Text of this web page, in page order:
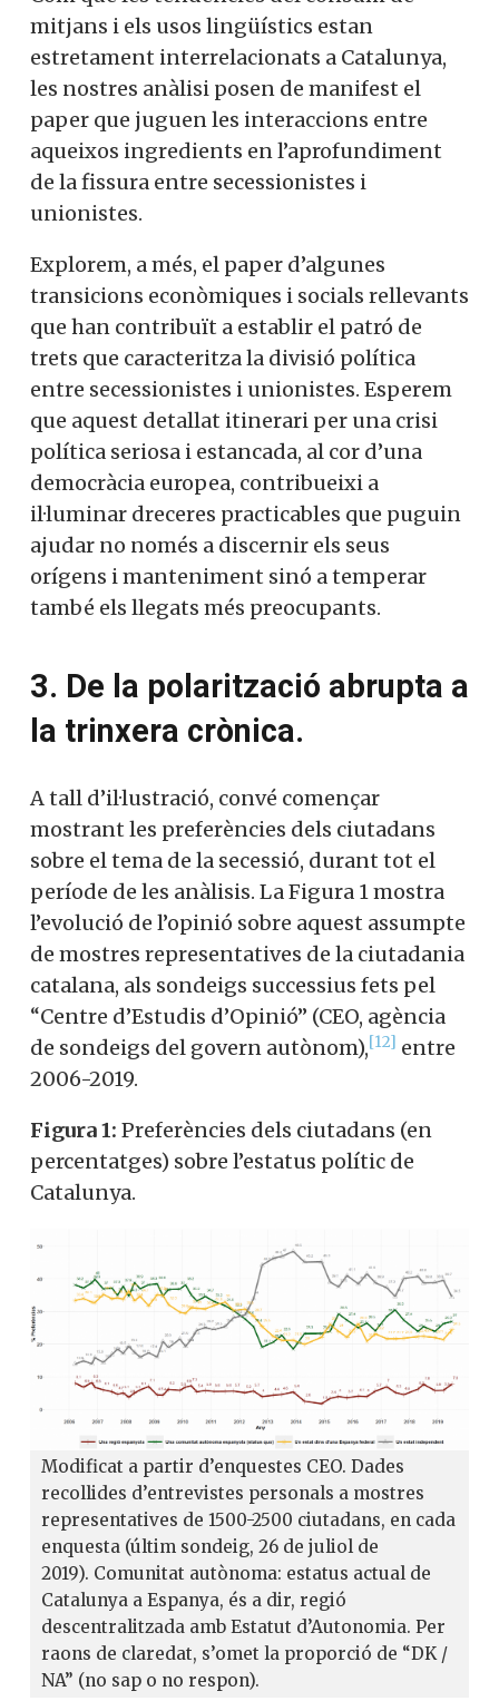
mitjans i els usos lingüístics estan
estretament interrelacionats a Catalunya,
les nostres anàlisi posen de manifest el
paper que juguen les interaccions entre
aqueixos ingredients en l’aprofundiment
de la fissura entre secessionistes i
unionistes.
Explorem, a més, el paper d’algunes
transicions econòmiques i socials rellevants
que han contribuït a establir el patró de
trets que caracteritza la divisió política
entre secessionistes i unionistes. Esperem
que aquest detallat itinerari per una crisi
política seriosa i estancada, al cor d’una
democràcia europea, contribueixi a
il·luminar dreceres practicables que puguin
ajudar no només a discernir els seus
orígens i manteniment sinó a temperar
també els llegats més preocupants.
3. De la polarització abrupta a
la trinxera crònica.
A tall d’il·lustració, convé començar
mostrant les preferències dels ciutadans
sobre el tema de la secessió, durant tot el
període de les anàlisis. La Figura 1 mostra
l’evolució de l’opinió sobre aquest assumpte
de mostres representatives de la ciutadania
catalana, als sondeigs successius fets pel
“Centre d’Estudis d’Opinió” (CEO, agència
de sondeigs del govern autònom),[12] entre
2006-2019.
Figura 1: Preferències dels ciutadans (en
percentatges) sobre l’estatus polític de
Catalunya.
Modificat a partir d’enquestes CEO. Dades
recollides d’entrevistes personals a mostres
representatives de 1500-2500 ciutadans, en cada
enquesta (últim sondeig, 26 de juliol de
2019). Comunitat autònoma: estatus actual de
Catalunya a Espanya, és a dir, regió
descentralitzada amb Estatut d’Autonomia. Per
raons de claredat, s’omet la proporció de “DK /
NA” (no sap o no respon).